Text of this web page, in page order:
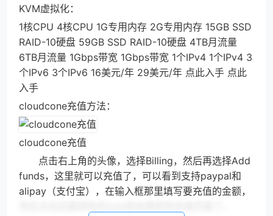
KVM虚拟化：
1核CPU 4核CPU 1G专用内存 2G专用内存 15GB SSD
RAID-10硬盘 59GB SSD RAID-10硬盘 4TB月流量
6TB月流量 1Gbps带宽 1Gbps带宽 1个IPv4 1个IPv4 3
个IPv6 3个IPv6 16美元/年 29美元/年 点此入手 点此
入手
cloudcone充值方法：
cloudcone充值
点击右上角的头像，选择Billing，然后再选择Add
funds，这里就可以充值了，可以看到支持paypal和
alipay（支付宝），在输入框那里填写要充值的金额，